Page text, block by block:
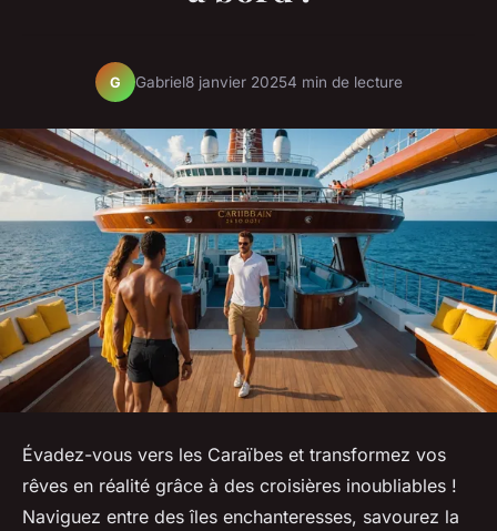
G Gabriel8 janvier 20254 min de lecture
Évadez-vous vers les Caraïbes et transformez vos
rêves en réalité grâce à des croisières inoubliables !
Naviguez entre des îles enchanteresses, savourez la